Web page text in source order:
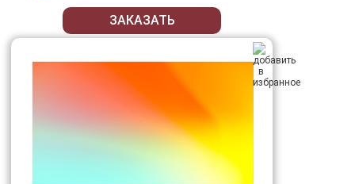
ЗАКАЗАТЬ